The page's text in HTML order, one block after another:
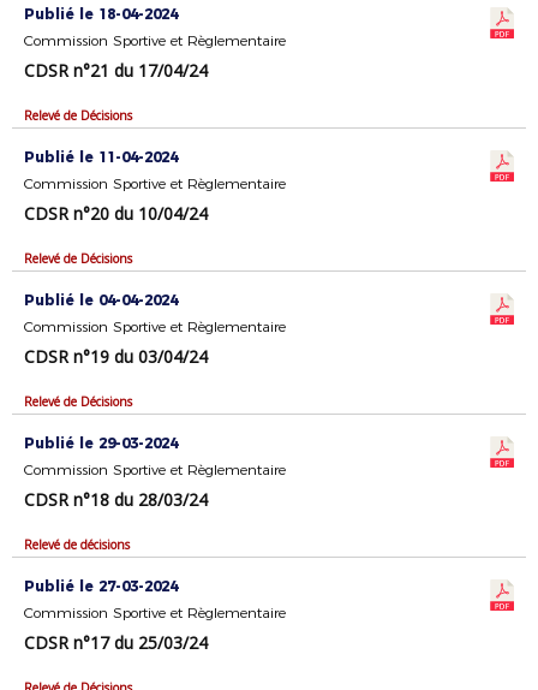
Publié le 18-04-2024
Commission Sportive et Règlementaire
CDSR n°21 du 17/04/24
Relevé de Décisions
Publié le 11-04-2024
Commission Sportive et Règlementaire
CDSR n°20 du 10/04/24
Relevé de Décisions
Publié le 04-04-2024
Commission Sportive et Règlementaire
CDSR n°19 du 03/04/24
Relevé de Décisions
Publié le 29-03-2024
Commission Sportive et Règlementaire
CDSR n°18 du 28/03/24
Relevé de décisions
Publié le 27-03-2024
Commission Sportive et Règlementaire
CDSR n°17 du 25/03/24